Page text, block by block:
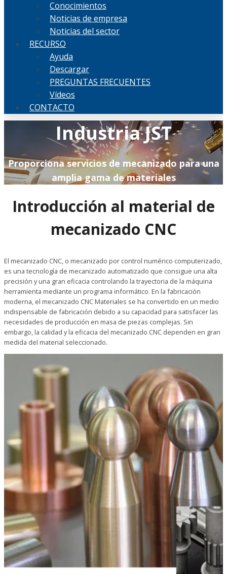
Conocimientos
Noticias de empresa
Noticias del sector
RECURSO
Ayuda
Descargar
PREGUNTAS FRECUENTES
Vídeos
CONTACTO
Industria JST
Proporciona servicios de mecanizado para una
amplia gama de materiales
Introducción al material de
mecanizado CNC
El mecanizado CNC, o mecanizado por control numérico computerizado,
es una tecnología de mecanizado automatizado que consigue una alta
precisión y una gran eficacia controlando la trayectoria de la máquina
herramienta mediante un programa informático. En la fabricación
moderna, el mecanizado CNC Materiales se ha convertido en un medio
indispensable de fabricación debido a su capacidad para satisfacer las
necesidades de producción en masa de piezas complejas. Sin
embargo, la calidad y la eficacia del mecanizado CNC dependen en gran
medida del material seleccionado.